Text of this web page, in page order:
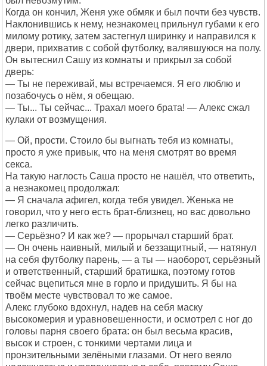
Когда он кончил, Женя уже обмяк и был почти без чувств.
Наклонившись к нему, незнакомец прильнул губами к его
милому ротику, затем застегнул ширинку и направился к
двери, прихватив с собой футболку, валявшуюся на полу.
Он вытеснил Сашу из комнаты и прикрыл за собой
дверь:
— Ты не переживай, мы встречаемся. Я его люблю и
позабочусь о нём, я обещаю.
— Ты... Ты сейчас... Трахал моего брата! — Алекс сжал
кулаки от возмущения.
— Ой, прости. Стоило бы выгнать тебя из комнаты,
просто я уже привык, что на меня смотрят во время
секса.
На такую наглость Саша просто не нашёл, что ответить,
а незнакомец продолжал:
— Я сначала афигел, когда тебя увидел. Женька не
говорил, что у него есть брат-близнец, но вас довольно
легко различить.
— Серьёзно? И как же? — прорычал старший брат.
— Он очень наивный, милый и беззащитный, — натянул
на себя футболку парень, — а ты — наоборот, серьёзный
и ответственный, старший братишка, поэтому готов
сейчас вцепиться мне в горло и придушить. Я бы на
твоём месте чувствовал то же самое.
Алекс глубоко вдохнул, надев на себя маску
высокомерия и уравновешенности, и осмотрел с ног до
головы парня своего брата: он был весьма красив,
высок и строен, с тонкими чертами лица и
пронзительными зелёными глазами. От него веяло